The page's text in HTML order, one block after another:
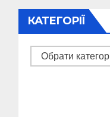
КАТЕГОРІЇ
Категорії